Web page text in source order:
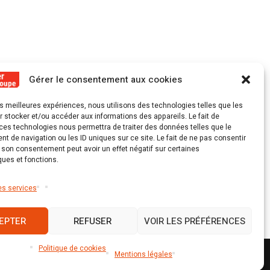
Gérer le consentement aux cookies
meilleures expériences, nous utilisons des technologies telles que les
stocker et/ou accéder aux informations des appareils. Le fait de
technologies nous permettra de traiter des données telles que le
de navigation ou les ID uniques sur ce site. Le fait de ne pas consentir
consentement peut avoir un effet négatif sur certaines
et fonctions.
services
REFUSER VOIR LES PRÉFÉRENCES
Politique de cookies
Mentions légales
Nous contacter Politique de cookies (UE)